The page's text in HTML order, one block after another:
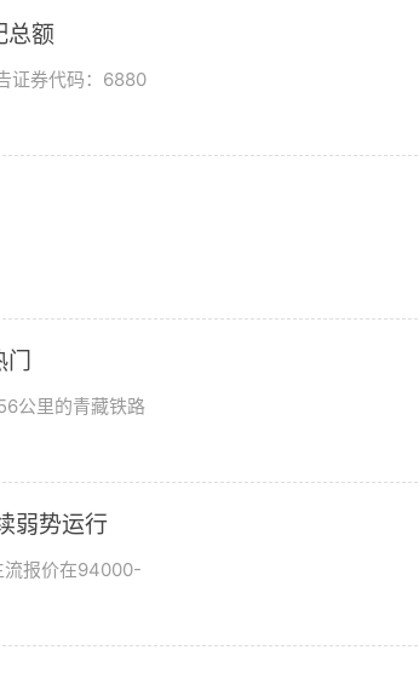
总额
证券代码：6880
门
公里的青藏铁路
弱势运行
流报价在94000-